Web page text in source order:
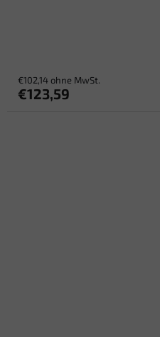
€102,14 ohne MwSt.
€123,59